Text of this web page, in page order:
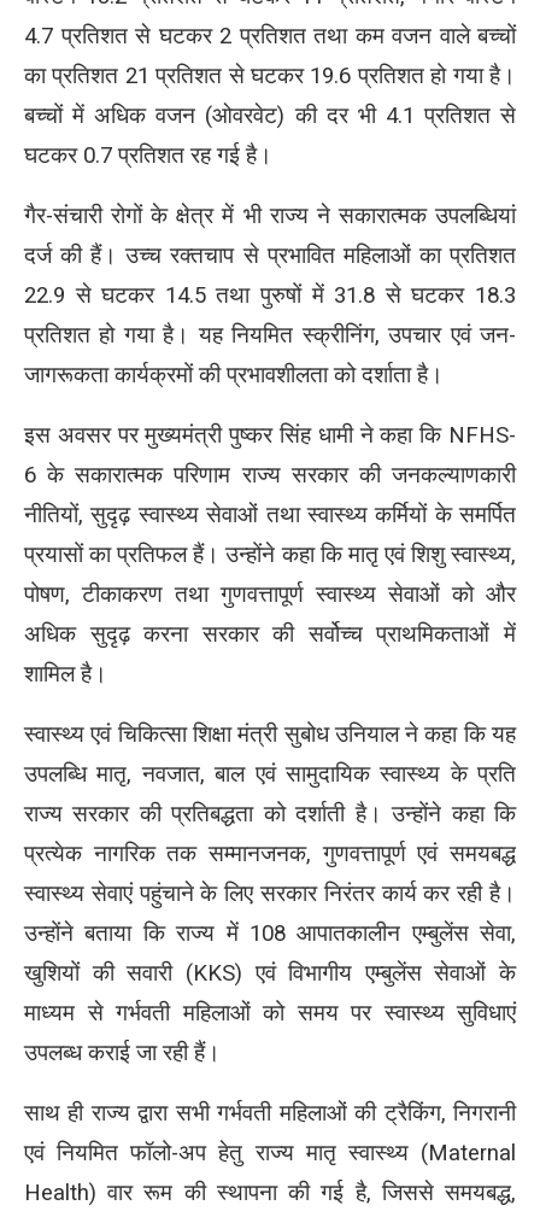
4.7 प्रतिशत से घटकर 2 प्रतिशत तथा कम वजन वाले बच्चों
का प्रतिशत 21 प्रतिशत से घटकर 19.6 प्रतिशत हो गया है।
बच्चों में अधिक वजन (ओवरवेट) की दर भी 4.1 प्रतिशत से
घटकर 0.7 प्रतिशत रह गई है।
गैर-संचारी रोगों के क्षेत्र में भी राज्य ने सकारात्मक उपलब्धियां
दर्ज की हैं। उच्च रक्तचाप से प्रभावित महिलाओं का प्रतिशत
22.9 से घटकर 14.5 तथा पुरुषों में 31.8 से घटकर 18.3
प्रतिशत हो गया है। यह नियमित स्क्रीनिंग, उपचार एवं जन-
जागरूकता कार्यक्रमों की प्रभावशीलता को दर्शाता है।
इस अवसर पर मुख्यमंत्री पुष्कर सिंह धामी ने कहा कि NFHS-
6 के सकारात्मक परिणाम राज्य सरकार की जनकल्याणकारी
नीतियों, सुदृढ़ स्वास्थ्य सेवाओं तथा स्वास्थ्य कर्मियों के समर्पित
प्रयासों का प्रतिफल हैं। उन्होंने कहा कि मातृ एवं शिशु स्वास्थ्य,
पोषण, टीकाकरण तथा गुणवत्तापूर्ण स्वास्थ्य सेवाओं को और
अधिक सुदृढ़ करना सरकार की सर्वोच्च प्राथमिकताओं में
शामिल है।
स्वास्थ्य एवं चिकित्सा शिक्षा मंत्री सुबोध उनियाल ने कहा कि यह
उपलब्धि मातृ, नवजात, बाल एवं सामुदायिक स्वास्थ्य के प्रति
राज्य सरकार की प्रतिबद्धता को दर्शाती है। उन्होंने कहा कि
प्रत्येक नागरिक तक सम्मानजनक, गुणवत्तापूर्ण एवं समयबद्ध
स्वास्थ्य सेवाएं पहुंचाने के लिए सरकार निरंतर कार्य कर रही है।
उन्होंने बताया कि राज्य में 108 आपातकालीन एम्बुलेंस सेवा,
खुशियों की सवारी (KKS) एवं विभागीय एम्बुलेंस सेवाओं के
माध्यम से गर्भवती महिलाओं को समय पर स्वास्थ्य सुविधाएं
उपलब्ध कराई जा रही हैं।
साथ ही राज्य द्वारा सभी गर्भवती महिलाओं की ट्रैकिंग, निगरानी
एवं नियमित फॉलो-अप हेतु राज्य मातृ स्वास्थ्य (Maternal
Health) वार रूम की स्थापना की गई है, जिससे समयबद्ध,